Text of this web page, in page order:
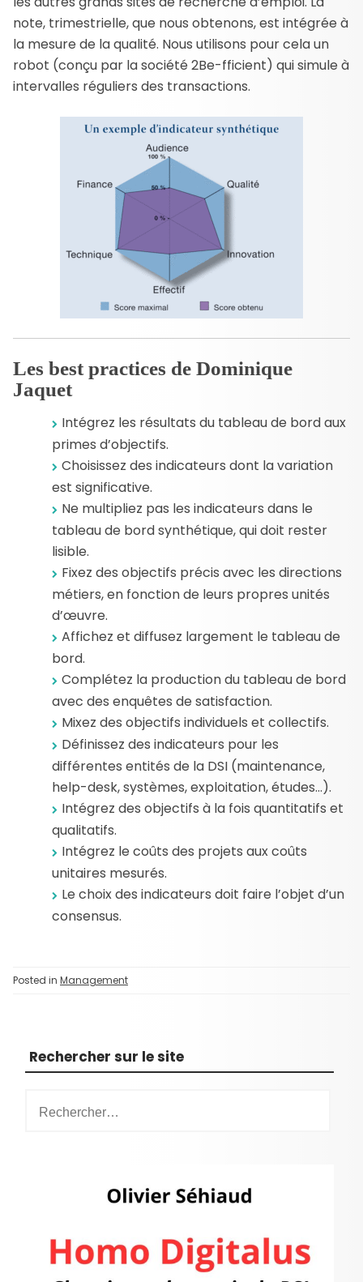
note, trimestrielle, que nous obtenons, est intégrée à
la mesure de la qualité. Nous utilisons pour cela un
robot (conçu par la société 2Be-fficient) qui simule à
intervalles réguliers des transactions.
Les best practices de Dominique
Jaquet
Intégrez les résultats du tableau de bord aux
primes d’objectifs.
Choisissez des indicateurs dont la variation
est significative.
Ne multipliez pas les indicateurs dans le
tableau de bord synthétique, qui doit rester
lisible.
Fixez des objectifs précis avec les directions
métiers, en fonction de leurs propres unités
d’œuvre.
Affichez et diffusez largement le tableau de
bord.
Complétez la production du tableau de bord
avec des enquêtes de satisfaction.
Mixez des objectifs individuels et collectifs.
Définissez des indicateurs pour les
différentes entités de la DSI (maintenance,
help-desk, systèmes, exploitation, études…).
Intégrez des objectifs à la fois quantitatifs et
qualitatifs.
Intégrez le coûts des projets aux coûts
unitaires mesurés.
Le choix des indicateurs doit faire l’objet d’un
consensus.
Posted in Management
Rechercher sur le site